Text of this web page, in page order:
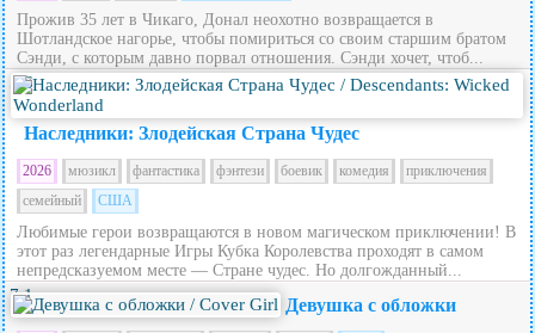
Прожив 35 лет в Чикаго, Донал неохотно возвращается в
Шотландское нагорье, чтобы помириться со своим старшим братом
Сэнди, с которым давно порвал отношения. Сэнди хочет, чтоб...
5.6
Наследники: Злодейская Страна Чудес
2026 мюзикл фантастика фэнтези боевик комедия
приключения
семейный
США
Любимые герои возвращаются в новом магическом приключении! В
этот раз легендарные Игры Кубка Королевства проходят в самом
непредсказуемом месте — Стране чудес. Но долгожданный...
7.1 Девушка с обложки